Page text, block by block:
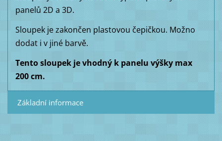
panelů 2D a 3D.
Sloupek je zakončen plastovou čepičkou. Možno
dodat i v jiné barvě.
Tento sloupek je vhodný k panelu výšky max
200 cm.
Základní informace